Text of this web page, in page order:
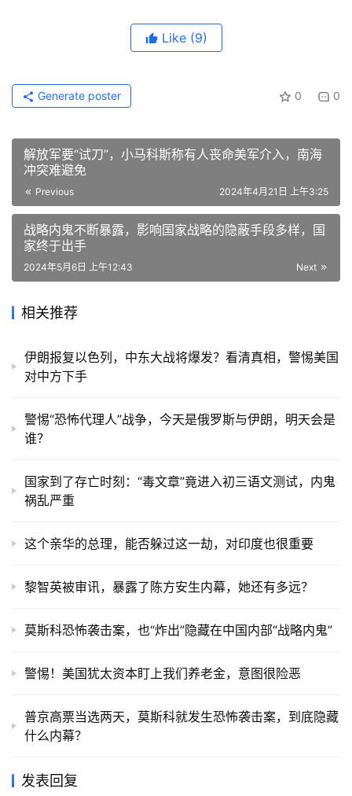
Like (9)
0 0
Generate poster
解放军要“试刀”，小马科斯称有人丧命美军介入，南海
冲突难避免
Previous 2024年4月21日 上午3:25
战略内鬼不断暴露，影响国家战略的隐蔽手段多样，国
家终于出手
Next
2024年5月6日 上午12:43
相关推荐
伊朗报复以色列，中东大战将爆发？看清真相，警惕美国
对中方下手
警惕“恐怖代理人”战争，今天是俄罗斯与伊朗，明天会是
谁？
国家到了存亡时刻：“毒文章”竟进入初三语文测试，内鬼
祸乱严重
这个亲华的总理，能否躲过这一劫，对印度也很重要
黎智英被审讯，暴露了陈方安生内幕，她还有多远？
莫斯科恐怖袭击案，也“炸出”隐藏在中国内部“战略内鬼”
警惕！美国犹太资本盯上我们养老金，意图很险恶
普京高票当选两天，莫斯科就发生恐怖袭击案，到底隐藏
什么内幕？
发表回复